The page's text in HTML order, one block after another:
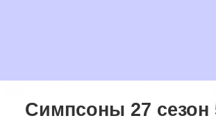
Симпсоны 27 сезон